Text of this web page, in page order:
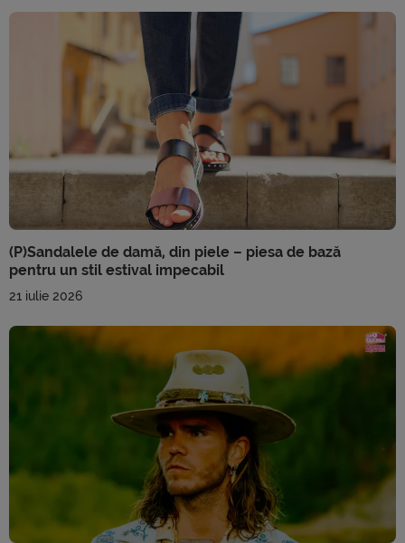
(P)Sandalele de damă, din piele – piesa de bază
pentru un stil estival impecabil
21 iulie 2026